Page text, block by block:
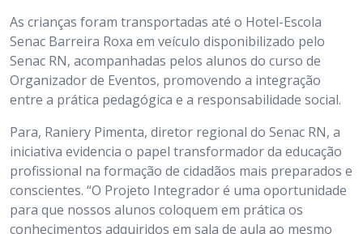
As crianças foram transportadas até o Hotel-Escola
Senac Barreira Roxa em veículo disponibilizado pelo
Senac RN, acompanhadas pelos alunos do curso de
Organizador de Eventos, promovendo a integração
entre a prática pedagógica e a responsabilidade social.
Para, Raniery Pimenta, diretor regional do Senac RN, a
iniciativa evidencia o papel transformador da educação
profissional na formação de cidadãos mais preparados e
conscientes. “O Projeto Integrador é uma oportunidade
para que nossos alunos coloquem em prática os
conhecimentos adquiridos em sala de aula ao mesmo